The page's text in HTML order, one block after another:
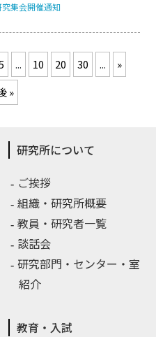
究集会開催通知
... 10 20 30 ...
»
»
研究所について
ご挨拶
組織・研究所概要
教員・研究者一覧
談話会
研究部門・センター・室
紹介
教育・入試